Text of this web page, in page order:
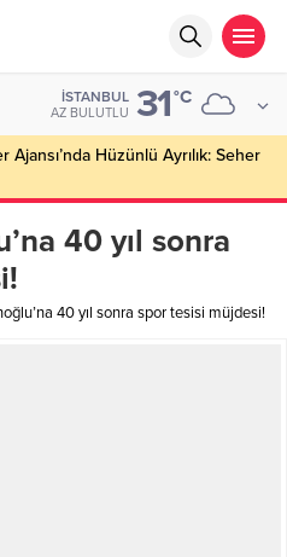
İSTANBUL
AZ BULUTLU 31°C
Ajansı’nda Hüzünlü Ayrılık: Seher
40 yıl sonra
40 yıl sonra spor tesisi müjdesi!